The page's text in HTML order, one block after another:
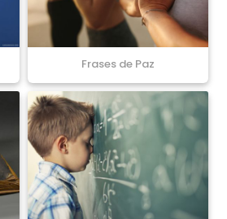
Frases de Paz